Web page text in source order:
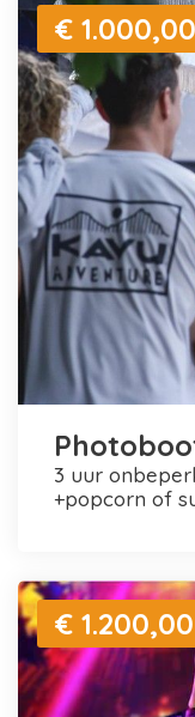
€ 1.000,00
3 uur onbeperkt foto's maken en printen
+popcorn of
€ 1.200,00